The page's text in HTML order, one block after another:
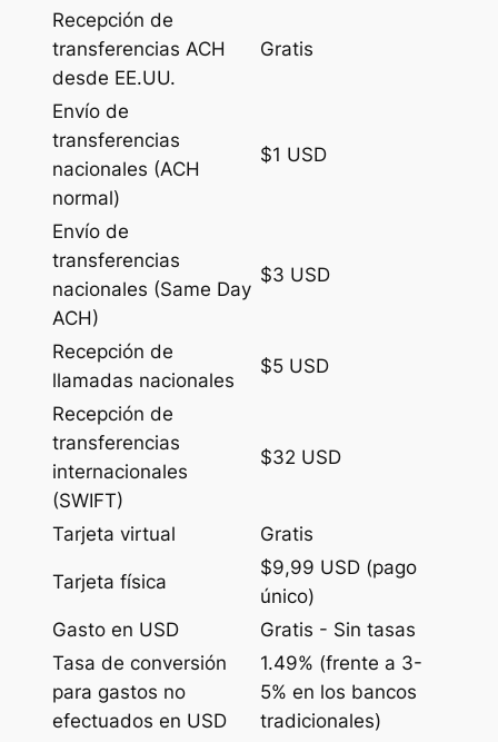
Recepción de
transferencias ACH
desde EE.UU.
Gratis
Envío de
transferencias
nacionales (ACH
normal)
$1 USD
Envío de
transferencias
nacionales (Same Day
ACH)
$3 USD
Recepción de
llamadas nacionales
$5 USD
Recepción de
transferencias
internacionales
(SWIFT)
$32 USD
Tarjeta virtual Gratis
Tarjeta física
$9,99 USD (pago
único)
Gasto en USD
Gratis - Sin tasas
Tasa de conversión
para gastos no
efectuados en USD
1.49% (frente a 3-
5% en los bancos
tradicionales)